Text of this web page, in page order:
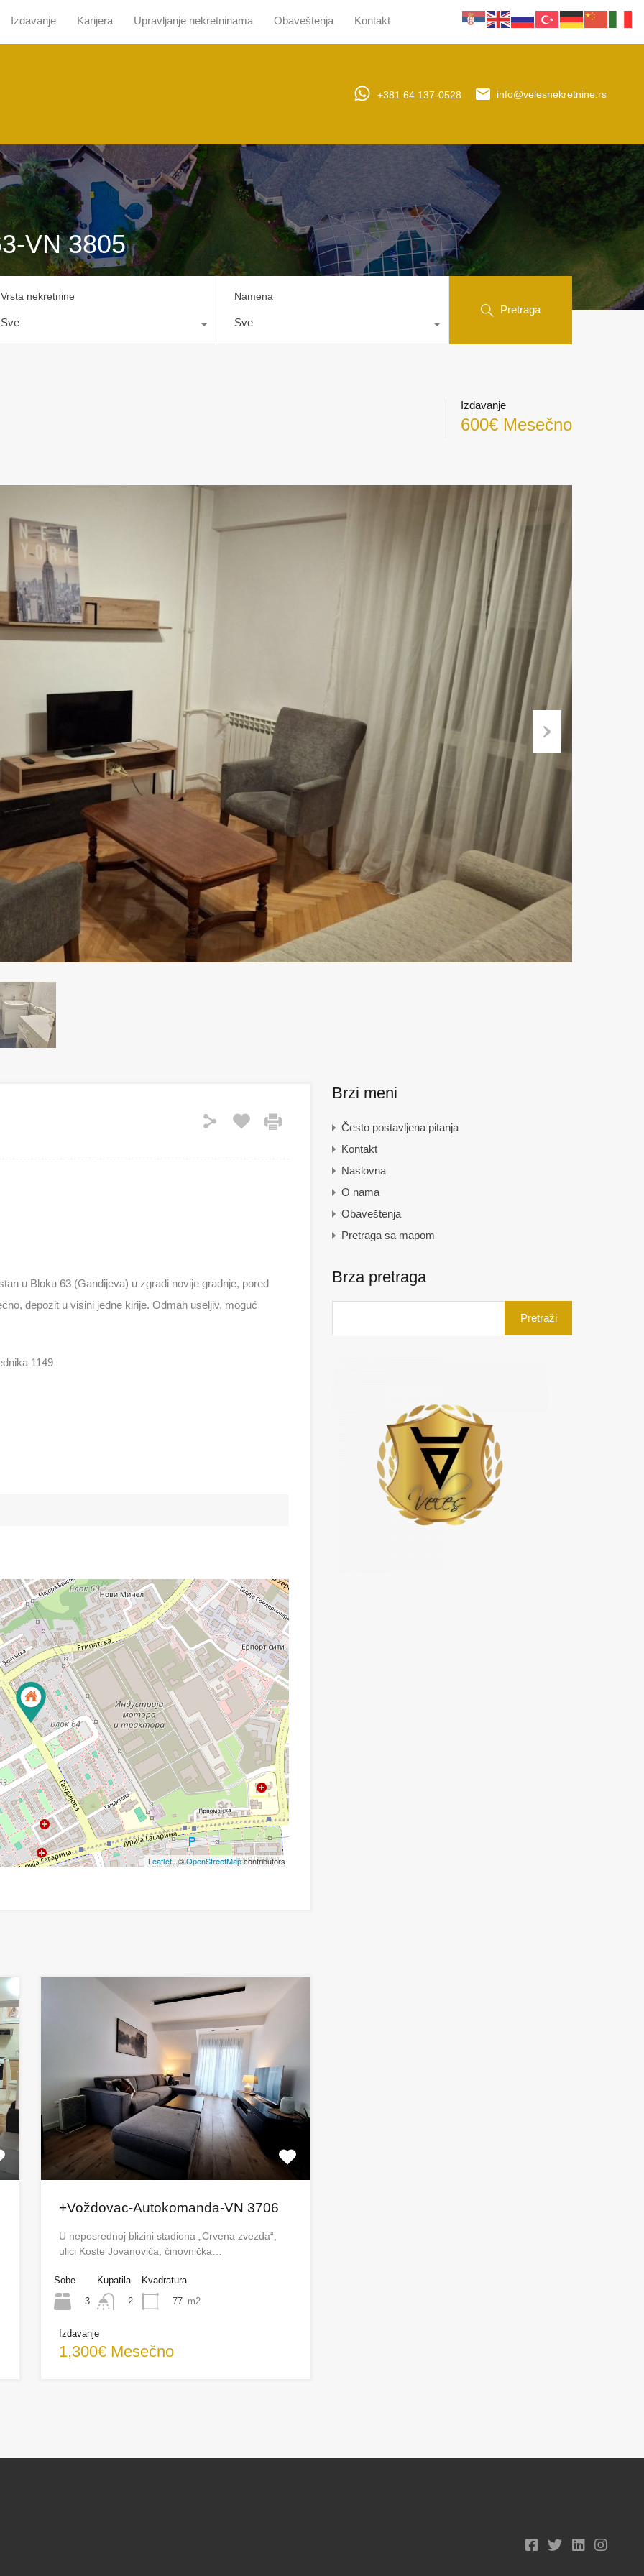
Pretraga sa mapom Prodaja Izdavanje Karijera Upravljanje nekretninama Obaveštenja Kontakt
Izdavanje Karijera Upravljanje nekretninama Obaveštenja Kontakt
+381 64 137-0528 info@velesnekretnine.rs
VN 3805
Vrsta nekretnine
Sve
Namena
Sve
Pretraga
Izdavanje
600€ Mesečno
u Bloku 63 (Gandijeva) u zgradi novije gradnje, pored
depozit u visini jedne kirije. Odmah useljiv, moguć
1149
Leaflet| ©OpenStreetMapcontributors
+Voždovac-Autokomanda-VN 3706
U neposrednoj blizini stadiona „Crvena zvezda“,
ulici Koste Jovanovića, činovnička…
Sobe
3
Kupatila
2
Kvadratura
77 m2
Izdavanje
1,300€ Mesečno
Brzi meni
Često postavljena pitanja
Kontakt
Naslovna
O nama
Obaveštenja
Pretraga sa mapom
Brza pretraga